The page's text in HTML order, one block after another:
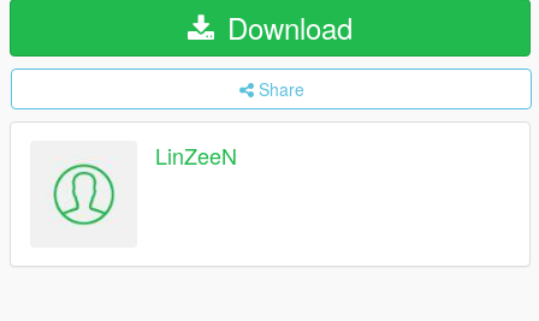
Download
Share
LinZeeN